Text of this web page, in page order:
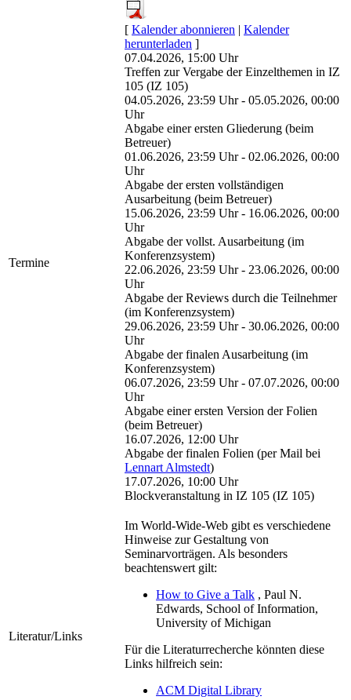
Termine
[ Kalender abonnieren | Kalender
herunterladen ]
07.04.2026, 15:00 Uhr
Treffen zur Vergabe der Einzelthemen in IZ
105 (IZ 105)
04.05.2026, 23:59 Uhr - 05.05.2026, 00:00
Uhr
Abgabe einer ersten Gliederung (beim
Betreuer)
01.06.2026, 23:59 Uhr - 02.06.2026, 00:00
Uhr
Abgabe der ersten vollständigen
Ausarbeitung (beim Betreuer)
15.06.2026, 23:59 Uhr - 16.06.2026, 00:00
Uhr
Abgabe der vollst. Ausarbeitung (im
Konferenzsystem)
22.06.2026, 23:59 Uhr - 23.06.2026, 00:00
Uhr
Abgabe der Reviews durch die Teilnehmer
(im Konferenzsystem)
29.06.2026, 23:59 Uhr - 30.06.2026, 00:00
Uhr
Abgabe der finalen Ausarbeitung (im
Konferenzsystem)
06.07.2026, 23:59 Uhr - 07.07.2026, 00:00
Uhr
Abgabe einer ersten Version der Folien
(beim Betreuer)
16.07.2026, 12:00 Uhr
Abgabe der finalen Folien (per Mail bei
Lennart Almstedt)
17.07.2026, 10:00 Uhr
Blockveranstaltung in IZ 105 (IZ 105)
Literatur/Links
Im World-Wide-Web gibt es verschiedene
Hinweise zur Gestaltung von
Seminarvorträgen. Als besonders
beachtenswert gilt:
How to Give a Talk , Paul N.
Edwards, School of Information,
University of Michigan
Für die Literaturrecherche könnten diese
Links hilfreich sein:
ACM Digital Library